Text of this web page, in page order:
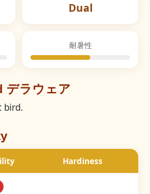
Dual
耐暑性
デラウェア
bird.
Hardiness